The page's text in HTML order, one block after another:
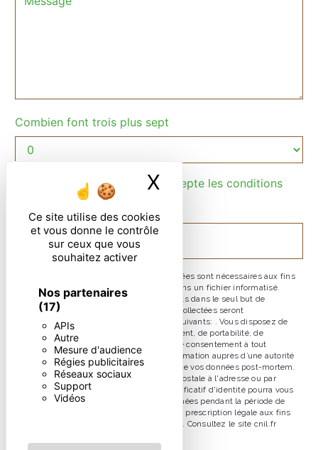
Ce site utilise des cookies
et vous donne le contrôle
sur ceux que vous
souhaitez activer
Nos partenaires
(17)
APIs
Autre
Mesure d'audience
Régies publicitaires
Réseaux sociaux
Support
Vidéos
X Masquer le
Combien font trois plus sept
En cochant cette case, j'accepte les conditions
particulières ci-dessous **
ENVOYER
** Les données personnelles communiquées sont nécessaires aux fins
de vous contacter et sont enregistrées dans un fichier informatisé.
Elles sont destinées à et ses sous-traitants dans le seul but de
répondre à votre message. Les données collectées seront
communiquées aux seuls destinataires suivants: . Vous disposez de
droits d’accès, de rectification, d’effacement, de portabilité, de
limitation, d’opposition, de retrait de votre consentement à tout
moment et du droit d’introduire une réclamation auprès d’une autorité
de contrôle, ainsi que d’organiser le sort de vos données post-mortem.
Vous pouvez exercer ces droits par voie postale à l'adresse ou par
courrier électronique à l'adresse . Un justificatif d'identité pourra vous
être demandé. Nous conservons vos données pendant la période de
prise de contact puis pendant la durée de prescription légale aux fins
probatoires et de gestion des contentieux. Consultez le site cnil.fr